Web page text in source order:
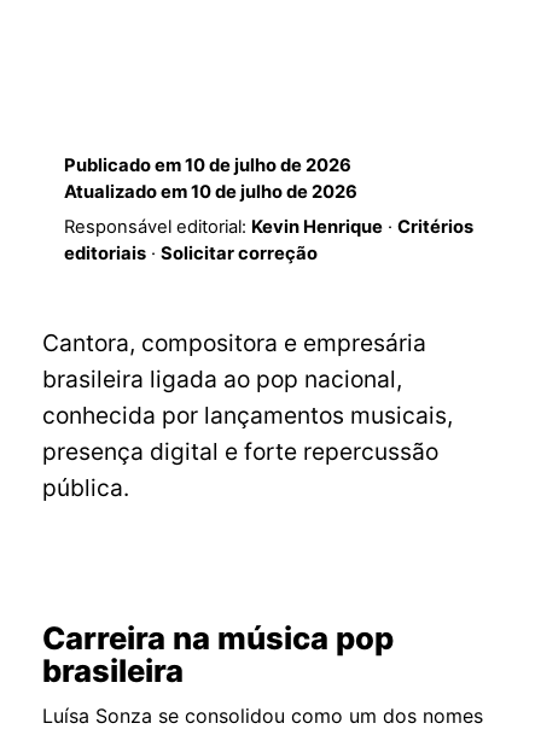
Publicado em10 de julho de 2026
Atualizado em10 de julho de 2026
Responsável editorial: Kevin Henrique· Critérios
editoriais· Solicitar correção
Cantora, compositora e empresária
brasileira ligada ao pop nacional,
conhecida por lançamentos musicais,
presença digital e forte repercussão
pública.
Carreira na música pop
brasileira
Luísa Sonza se consolidou como um dos nomes